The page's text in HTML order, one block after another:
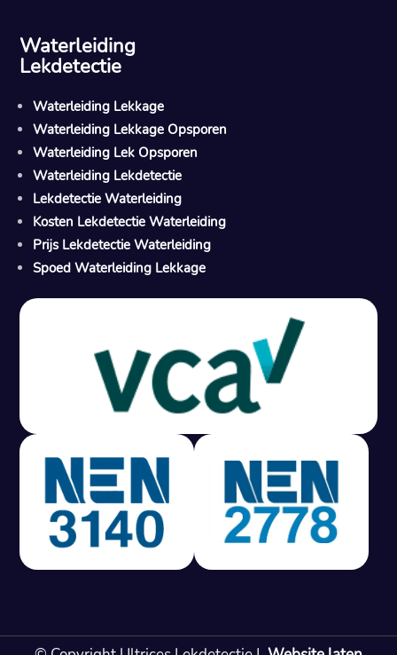
Geen lekkage? Geen betaling.
Vast tarief van € 395,- exc
Rapport binnen 3
werkdagen.
100% RIsicovrij.
Vaak vergoed door
verzekeraar.
NEN 3140 gecertificeerd.
Waterleiding
Lekdetectie
Waterleiding Lekkage
Waterleiding Lekkage Opsporen
Waterleiding Lek Opsporen
Waterleiding Lekdetectie
Lekdetectie Waterleiding
Kosten Lekdetectie Waterleiding
Prijs Lekdetectie Waterleiding
Spoed Waterleiding Lekkage